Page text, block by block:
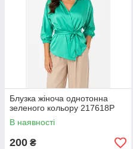
Блузка жіноча однотонна
зеленого кольору 217618P
В наявності
200 ₴